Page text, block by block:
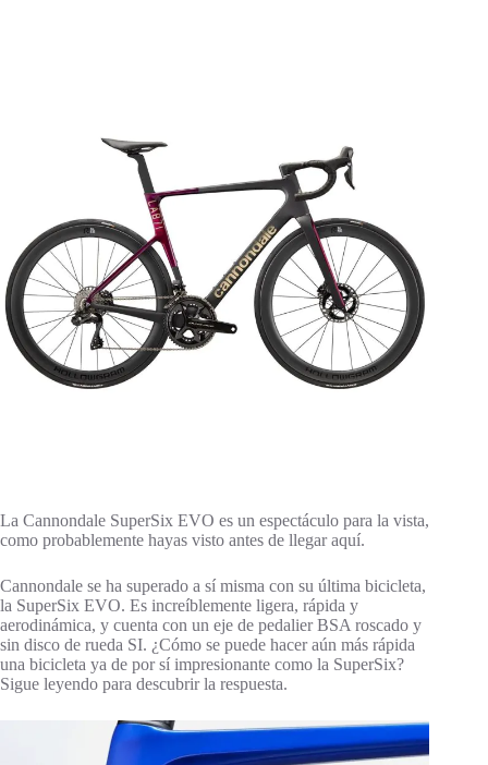
La Cannondale SuperSix EVO es un espectáculo para la vista,
como probablemente hayas visto antes de llegar aquí.
Cannondale se ha superado a sí misma con su última bicicleta,
la SuperSix EVO. Es increíblemente ligera, rápida y
aerodinámica, y cuenta con un eje de pedalier BSA roscado y
sin disco de rueda SI. ¿Cómo se puede hacer aún más rápida
una bicicleta ya de por sí impresionante como la SuperSix?
Sigue leyendo para descubrir la respuesta.